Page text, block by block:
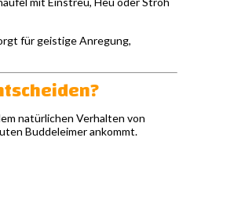
für geistige Anregung,
natürlichen Verhalten von
Buddeleimer ankommt.